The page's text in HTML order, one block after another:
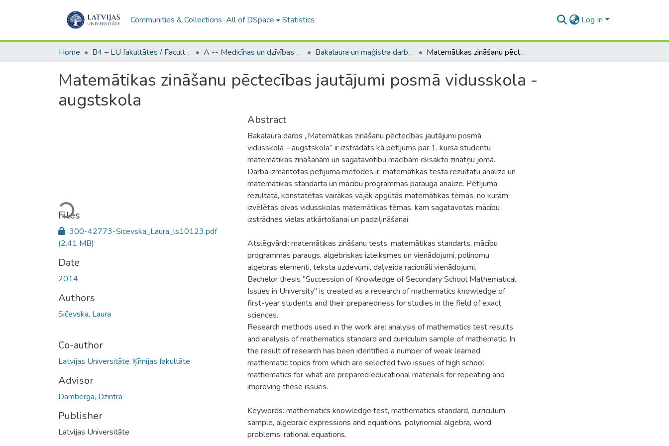
Communities & Collections All of DSpace Statistics Log In
Home B4 – LU fakultātes / Faculties of the UL A -- Medicīnas un dzīvības zinātņu fakultāte / Faculty of Medicine and Life Sciences Bakalaura un maģistra darbi (MDZF) / Bachelor's and Master's theses Matemātikas zināšanu pēctecības jautājumi posmā vidusskola - augstskola
Matemātikas zināšanu pēctecības jautājumi posmā vidusskola -
augstskola
Loading...
Files
300-42773-Sicevska_Laura_ls10123.pdf
(2.41 MB)
Date
2014
Authors
Sičevska, Laura
Co-author
Latvijas Universitāte. Ķīmijas fakultāte
Advisor
Damberga, Dzintra
Publisher
Latvijas Universitāte
Abstract
Bakalaura darbs „Matemātikas zināšanu pēctecības jautājumi posmā
vidusskola – augstskola” ir izstrādāts kā pētījums par 1. kursa studentu
matemātikas zināšanām un sagatavotību mācībām eksakto zinātņu jomā.
Darbā izmantotās pētījuma metodes ir: matemātikas testa rezultātu analīze un
matemātikas standarta un mācību programmas parauga analīze. Pētījuma
rezultātā, konstatētas vairākas vājāk apgūtās matemātikas tēmas, no kurām
izvēlētas divas vidusskolas matemātikas tēmas, kam sagatavotas mācību
izstrādnes vielas atkārtošanai un padziļināšanai.
Atslēgvārdi: matemātikas zināšanu tests, matemātikas standarts, mācību
programmas paraugs, algebriskas izteiksmes un vienādojumi, polinomu
algebras elementi, teksta uzdevumi, daļveida racionāli vienādojumi.
Bachelor thesis "Succession of Knowledge of Secondary School Mathematical
Issues in University" is created as a research of mathematics knowledge of
first-year students and their preparedness for studies in the field of exact
sciences.
Research methods used in the work are: analysis of mathematics test results
and analysis of mathematics standard and curriculum sample of mathematic. In
the result of research has been identified a number of weak learned
mathematic topics from which are selected two issues of high school
mathematics for what are prepared educational materials for repeating and
improving these issues.
Keywords: mathematics knowledge test, mathematics standard, curriculum
sample, algebraic expressions and equations, polynomial algebra, word
problems, rational equations.